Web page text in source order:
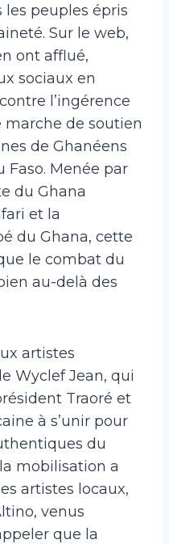
les peuples épris
Sur le web,
ont afflué,
sociaux en
l’ingérence
marche de soutien
de Ghanéens
Faso. Menée par
du Ghana
et la
du Ghana, cette
le combat du
au-delà des
artistes
Wyclef Jean, qui
Traoré et
à s’unir pour
du
mobilisation a
artistes locaux,
venus
que la